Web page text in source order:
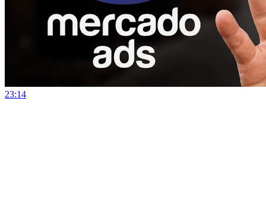
23:14